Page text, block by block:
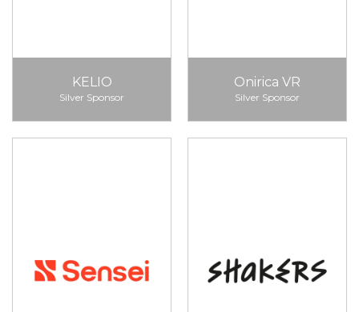
KELIO
Silver Sponsor
Onirica VR
Silver Sponsor